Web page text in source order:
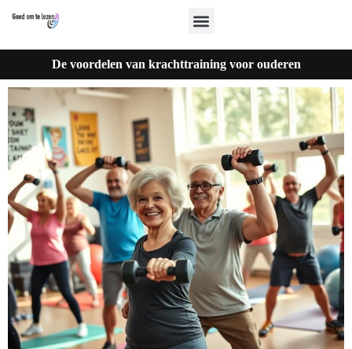
De voordelen van krachttraining voor ouderen